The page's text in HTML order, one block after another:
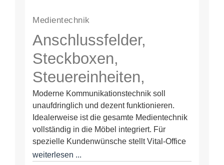
Medientechnik
Anschlussfelder,
Steckboxen,
Steuereinheiten,
versenkbare
Bildschirme, Mikrofone
und
Mediensteuerungen
Moderne Kommunikationstechnik soll
unaufdringlich und dezent funktionieren.
Idealerweise ist die gesamte Medientechnik
vollständig in die Möbel integriert. Für
spezielle Kundenwünsche stellt Vital-Office
Konferenztische und Medienmöbel her, die
weiterlesen ...